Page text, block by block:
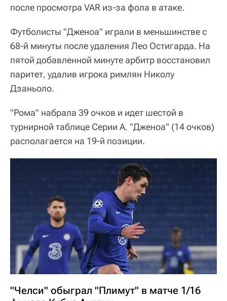
после просмотра VAR из-за фола в атаке.
Футболисты "Дженоа" играли в меньшинстве с
68-й минуты после удаления Лео Остигарда. На
пятой добавленной минуте арбитр восстановил
паритет, удалив игрока римлян Николу
Дзаньоло.
"Рома" набрала 39 очков и идет шестой в
турнирной таблице Серии А. "Дженоа" (14 очков)
располагается на 19-й позиции.
"Челси" обыграл "Плимут" в матче 1/16